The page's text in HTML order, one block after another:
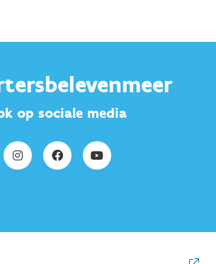
op sociale media